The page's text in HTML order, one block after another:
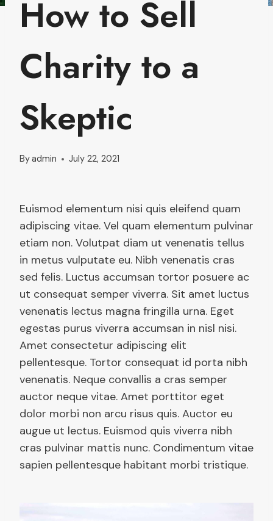
How to Sell
Charity to a
Skeptic
Byadmin July 22, 2021
Euismod elementum nisi quis eleifend quam
adipiscing vitae. Vel quam elementum pulvinar
etiam non. Volutpat diam ut venenatis tellus
in metus vulputate eu. Nibh venenatis cras
sed felis. Luctus accumsan tortor posuere ac
ut consequat semper viverra. Sit amet luctus
venenatis lectus magna fringilla urna. Eget
egestas purus viverra accumsan in nisl nisi.
Amet consectetur adipiscing elit
pellentesque. Tortor consequat id porta nibh
venenatis. Neque convallis a cras semper
auctor neque vitae. Amet porttitor eget
dolor morbi non arcu risus quis. Auctor eu
augue ut lectus. Euismod quis viverra nibh
cras pulvinar mattis nunc. Condimentum vitae
sapien pellentesque habitant morbi tristique.